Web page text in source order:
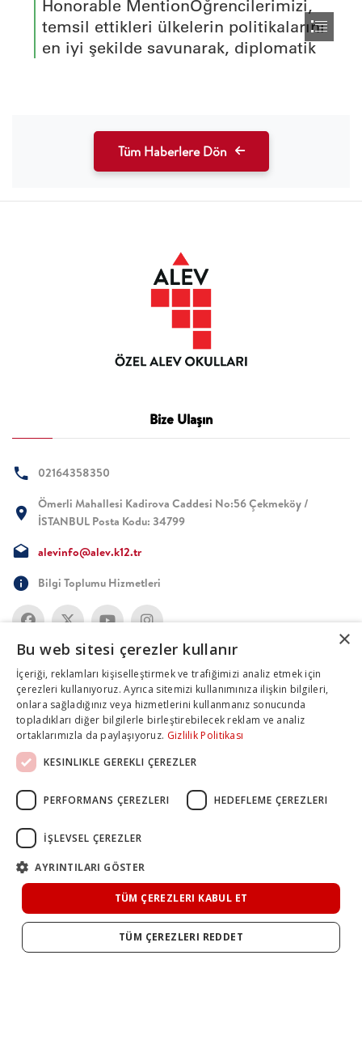
Tüm Haberlere Dön
Bize Ulaşın
02164358350
Ömerli Mahallesi Kadirova Caddesi No:56 Çekmeköy /
İSTANBUL Posta Kodu: 34799
alevinfo@alev.k12.tr
Bilgi Toplumu Hizmetleri
×
Bu web sitesi çerezler kullanır
İçeriği, reklamları kişiselleştirmek ve trafiğimizi analiz etmek için
çerezleri kullanıyoruz. Ayrıca sitemizi kullanımınıza ilişkin bilgileri,
onlara sağladığınız veya hizmetlerini kullanmanız sonucunda
topladıkları diğer bilgilerle birleştirebilecek reklam ve analiz
ortaklarımızla da paylaşıyoruz. Gizlilik Politikası
KESINLIKLE GEREKLI ÇEREZLER
PERFORMANS ÇEREZLERI HEDEFLEME ÇEREZLERI
İŞLEVSEL ÇEREZLER
AYRINTILARI GÖSTER
TÜM ÇEREZLERI KABUL ET
TÜM ÇEREZLERI REDDET